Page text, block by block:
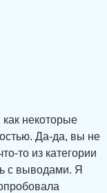
как некоторые
Да-да, вы не
то из категории
с выводами. Я